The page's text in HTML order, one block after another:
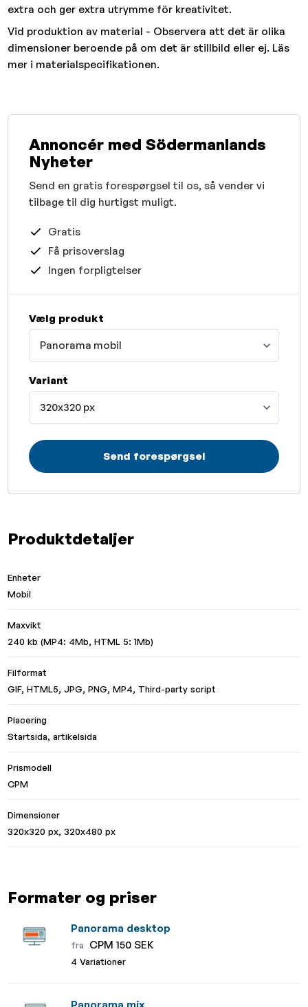
extra och ger extra utrymme för kreativitet.
Vid produktion av material - Observera att det är olika
dimensioner beroende på om det är stillbild eller ej. Läs
mer i materialspecifikationen.
Produktdetaljer
Enheter
Mobil
Maxvikt
240 kb (MP4: 4Mb, HTML 5: 1Mb)
Filformat
GIF, HTML5, JPG, PNG, MP4, Third-party script
Placering
Startsida, artikelsida
Prismodell
CPM
Dimensioner
320x320 px, 320x480 px
Formater og priser
Panorama desktop
fra CPM 150 SEK
4 Variationer
Panorama mix
Annoncér med Södermanlands
Nyheter
Send en gratis forespørgsel til os, så vender vi
tilbage til dig hurtigst muligt.
Gratis
Få prisoverslag
Ingen forpligtelser
Vælg produkt
Panorama mobil
Variant
320x320 px
Send forespørgsel